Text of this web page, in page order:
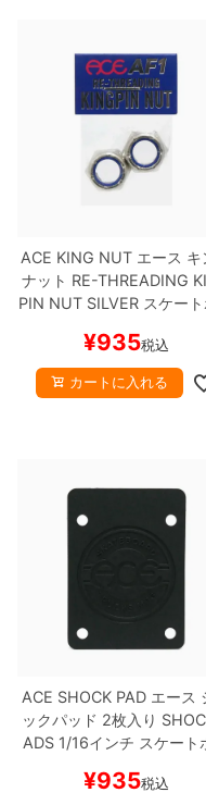
ACE KING NUTエース キ
ナット RE-THREADING
PIN NUTSILVERスケート
¥935税込
カートに入れる
ACE SHOCK PADエース
ックパッド 2枚入り
ADS1/16インチ スケート
¥935税込
8.7inch
シェイプデッキ
8.8inch
72mm
練習用アイテム（初
スケートケース・バッ
メディア（雑誌・
29cm
キャップ
アンダーウエア
サイズの測り方